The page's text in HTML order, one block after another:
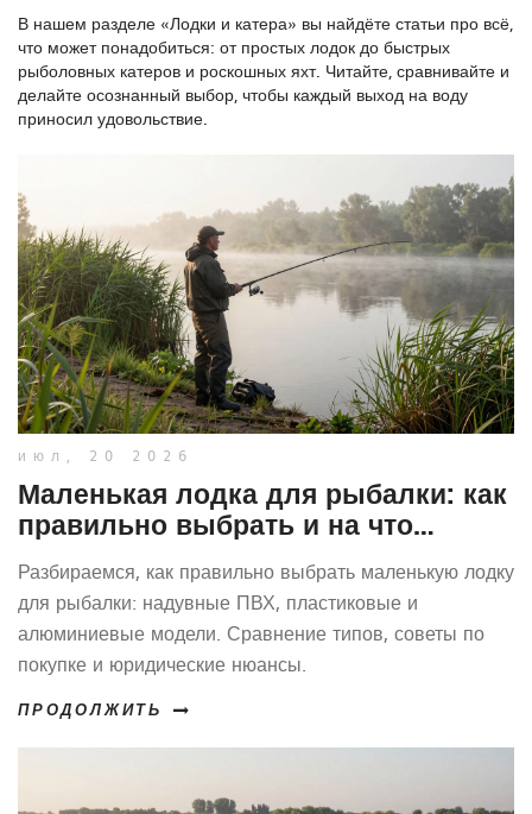
В нашем разделе «Лодки и катера» вы найдёте статьи про всё,
что может понадобиться: от простых лодок до быстрых
рыболовных катеров и роскошных яхт. Читайте, сравнивайте и
делайте осознанный выбор, чтобы каждый выход на воду
приносил удовольствие.
июл, 20 2026
Маленькая лодка для рыбалки: как
правильно выбрать и на что
обратить внимание
Разбираемся, как правильно выбрать маленькую лодку
для рыбалки: надувные ПВХ, пластиковые и
алюминиевые модели. Сравнение типов, советы по
покупке и юридические нюансы.
ПРОДОЛЖИТЬ